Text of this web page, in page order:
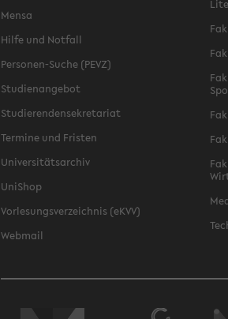
Mensa
Hilfe und Notfall
Personen-Suche (PEVZ)
Studienangebot
Studierendensekretariat
Termine und Fristen
Universitätsarchiv
UniShop
Vorlesungsverzeichnis (eKVV)
Webmail